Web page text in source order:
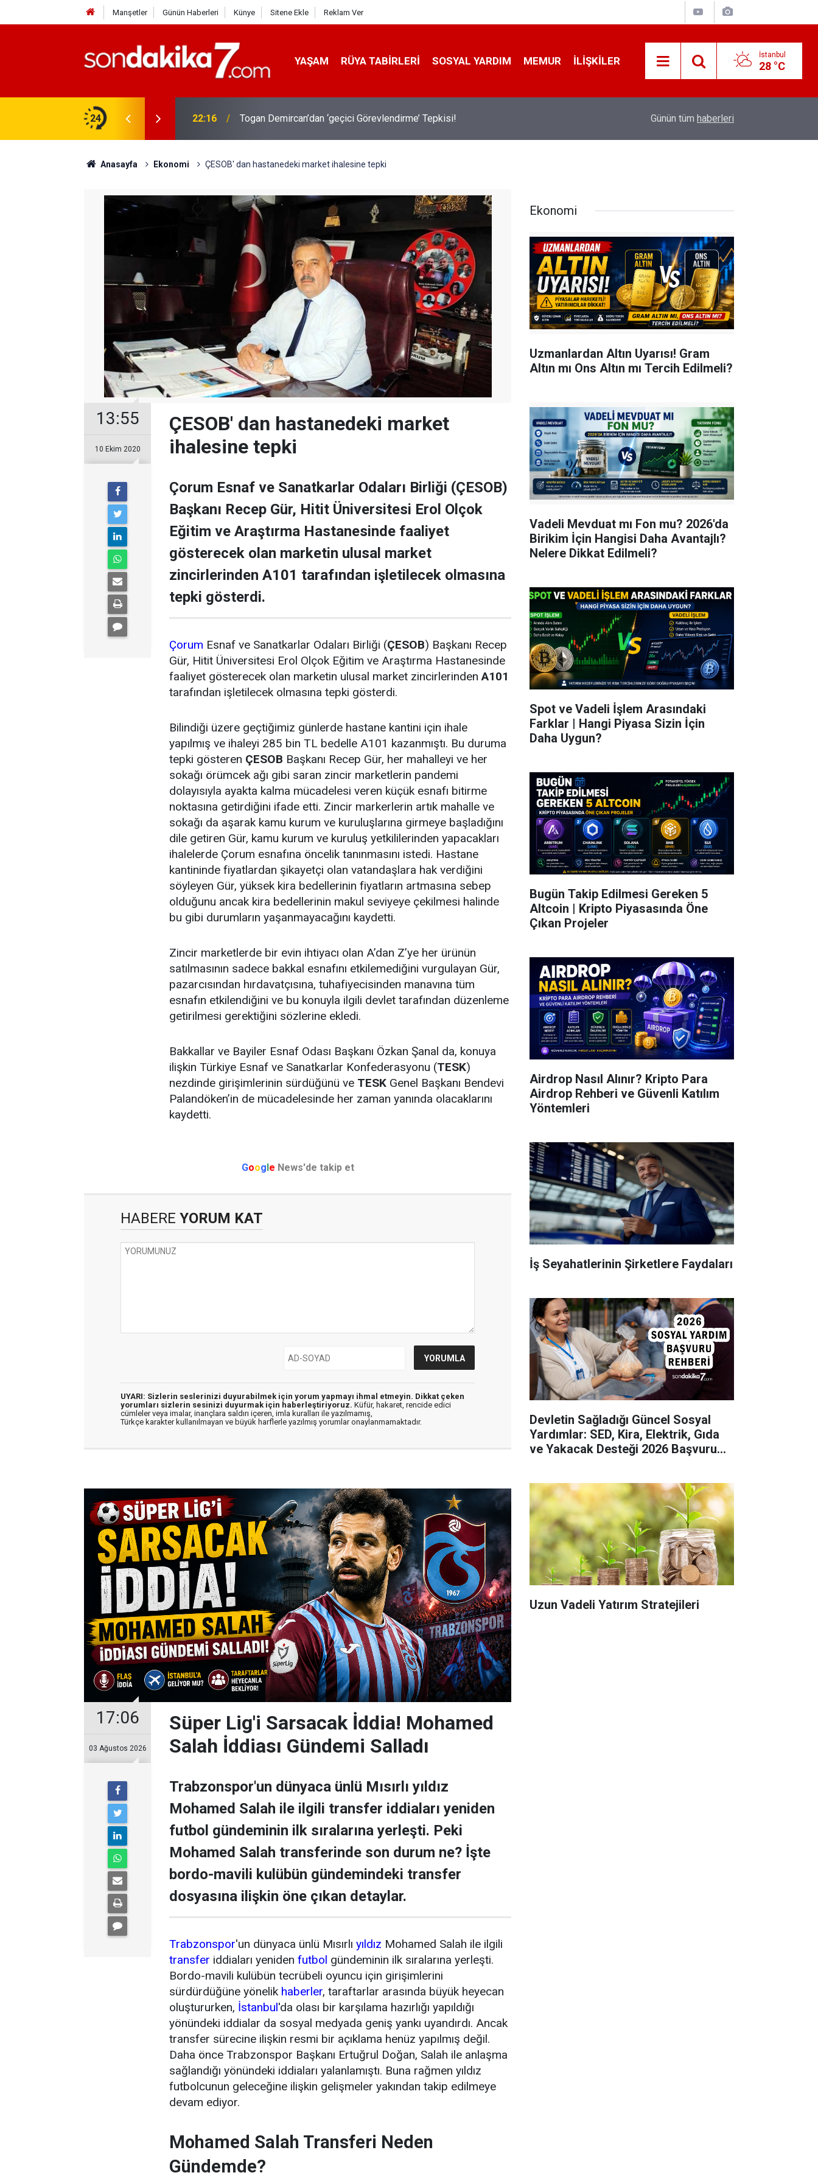
Manşetler Günün Haberleri Künye Sitene Ekle Reklam Ver
YAŞAM RÜYA TABIRLERI SOSYAL YARDIM MEMUR İLIŞKILER İstanbul
28 °C
24 22:16 Togan Demircan’dan ‘geçici Görevlendirme’ Tepkisi! Sıcak Havalarda Ödem Şikayetini Hafife
Günün tüm haberleri
Anasayfa Ekonomi ÇESOB' dan hastanedeki market ihalesine tepki
13:55
10 Ekim 2020
ÇESOB' dan hastanedeki market
ihalesine tepki
Çorum Esnaf ve Sanatkarlar Odaları Birliği (ÇESOB)
Başkanı Recep Gür, Hitit Üniversitesi Erol Olçok
Eğitim ve Araştırma Hastanesinde faaliyet
gösterecek olan marketin ulusal market
zincirlerinden A101 tarafından işletilecek olmasına
tepki gösterdi.
Çorum Esnaf ve Sanatkarlar Odaları Birliği (ÇESOB) Başkanı Recep
Gür, Hitit Üniversitesi Erol Olçok Eğitim ve Araştırma Hastanesinde
faaliyet gösterecek olan marketin ulusal market zincirlerindenA101
tarafından işletilecek olmasına tepki gösterdi.
Bilindiği üzere geçtiğimiz günlerde hastane kantini için ihale
yapılmış ve ihaleyi 285 bin TL bedelle A101 kazanmıştı. Bu duruma
tepki gösteren ÇESOB Başkanı Recep Gür, her mahalleyi ve her
sokağı örümcek ağı gibi saran zincir marketlerin pandemi
dolayısıyla ayakta kalma mücadelesi veren küçük esnafı bitirme
noktasına getirdiğini ifade etti. Zincir markerlerin artık mahalle ve
sokağı da aşarak kamu kurum ve kuruluşlarına girmeye başladığını
dile getiren Gür, kamu kurum ve kuruluş yetkililerinden yapacakları
ihalelerde Çorum esnafına öncelik tanınmasını istedi. Hastane
kantininde fiyatlardan şikayetçi olan vatandaşlara hak verdiğini
söyleyen Gür, yüksek kira bedellerinin fiyatların artmasına sebep
olduğunu ancak kira bedellerinin makul seviyeye çekilmesi halinde
bu gibi durumların yaşanmayacağını kaydetti.
Zincir marketlerde bir evin ihtiyacı olan A’dan Z’ye her ürünün
satılmasının sadece bakkal esnafını etkilemediğini vurgulayan Gür,
pazarcısından hırdavatçısına, tuhafiyecisinden manavına tüm
esnafın etkilendiğini ve bu konuyla ilgili devlet tarafından düzenleme
getirilmesi gerektiğini sözlerine ekledi.
Bakkallar ve Bayiler Esnaf Odası Başkanı Özkan Şanal da, konuya
ilişkin Türkiye Esnaf ve Sanatkarlar Konfederasyonu (TESK)
nezdinde girişimlerinin sürdüğünü ve TESK Genel Başkanı Bendevi
Palandöken’in de mücadelesinde her zaman yanında olacaklarını
kaydetti.
Google News'de takip et
HABERE YORUM KAT
UYARI: Sizlerin seslerinizi duyurabilmek için yorum yapmayı ihmal etmeyin. Dikkat çeken
yorumları sizlerin sesinizi duyurmak için haberleştiriyoruz. Küfür, hakaret, rencide edici
cümleler veya imalar, inançlara saldırı içeren, imla kuralları ile yazılmamış,
Türkçe karakter kullanılmayan ve büyük harflerle yazılmış yorumlar onaylanmamaktadır.
17:06
03 Ağustos 2026
Süper Lig'i Sarsacak İddia! Mohamed
Salah İddiası Gündemi Salladı
Trabzonspor'un dünyaca ünlü Mısırlı yıldız
Mohamed Salah ile ilgili transfer iddiaları yeniden
futbol gündeminin ilk sıralarına yerleşti. Peki
Mohamed Salah transferinde son durum ne? İşte
bordo-mavili kulübün gündemindeki transfer
dosyasına ilişkin öne çıkan detaylar.
Trabzonspor'un dünyaca ünlü Mısırlı yıldız Mohamed Salah ile ilgili
transfer iddiaları yeniden futbol gündeminin ilk sıralarına yerleşti.
Bordo-mavili kulübün tecrübeli oyuncu için girişimlerini
sürdürdüğüne yönelik haberler, taraftarlar arasında büyük heyecan
oluştururken, İstanbul'da olası bir karşılama hazırlığı yapıldığı
yönündeki iddialar da sosyal medyada geniş yankı uyandırdı. Ancak
transfer sürecine ilişkin resmi bir açıklama henüz yapılmış değil.
Daha önce Trabzonspor Başkanı Ertuğrul Doğan, Salah ile anlaşma
sağlandığı yönündeki iddiaları yalanlamıştı. Buna rağmen yıldız
futbolcunun geleceğine ilişkin gelişmeler yakından takip edilmeye
devam ediyor.
Mohamed Salah Transferi Neden
Gündemde?
Ekonomi
Uzmanlardan Altın Uyarısı! Gram
Altın mı Ons Altın mı Tercih Edilmeli?
Vadeli Mevduat mı Fon mu? 2026'da
Birikim İçin Hangisi Daha Avantajlı?
Nelere Dikkat Edilmeli?
Spot ve Vadeli İşlem Arasındaki
Farklar | Hangi Piyasa Sizin İçin
Daha Uygun?
Bugün Takip Edilmesi Gereken 5
Altcoin | Kripto Piyasasında Öne
Çıkan Projeler
Airdrop Nasıl Alınır? Kripto Para
Airdrop Rehberi ve Güvenli Katılım
Yöntemleri
İş Seyahatlerinin Şirketlere Faydaları
Devletin Sağladığı Güncel Sosyal
Yardımlar: SED, Kira, Elektrik, Gıda
ve Yakacak Desteği 2026 Başvuru
Uzun Vadeli Yatırım Stratejileri